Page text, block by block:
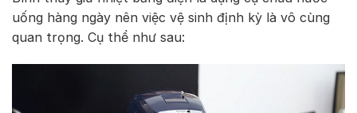
uống hàng ngày nên việc vệ sinh định kỳ là vô cùng
quan trọng. Cụ thể như sau: